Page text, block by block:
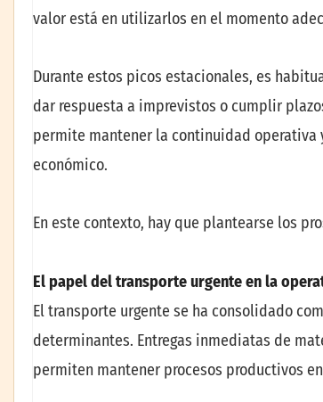
valor está en utilizarlos en el momento
Durante estos picos estacionales, es
dar respuesta a imprevistos o cumplir
permite mantener la continuidad
económico.
En este contexto, hay que plantearse los
El papel del transporte urgente en la
El transporte urgente se ha consolidado
determinantes. Entregas inmediatas de
permiten mantener procesos productivos